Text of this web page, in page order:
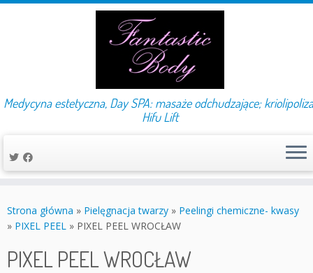
do
treści
Medycyna estetyczna, Day SPA: masaże odchudzające;
Hifu Lift
Strona główna » Pielęgnacja twarzy » Peelingi chemiczne- kwasy
» PIXEL PEEL » PIXEL PEEL WROCŁAW
PIXEL PEEL WROCŁAW